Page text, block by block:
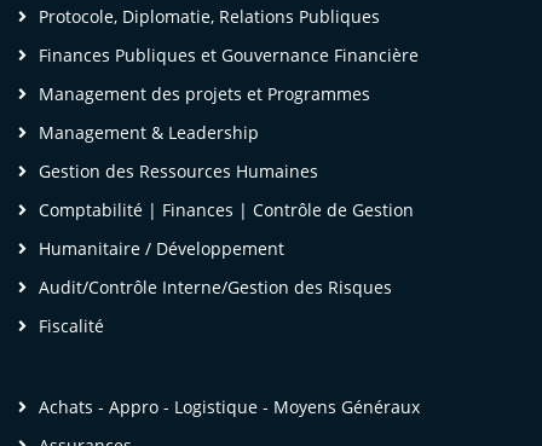
Protocole, Diplomatie, Relations Publiques
Finances Publiques et Gouvernance Financière
Management des projets et Programmes
Management & Leadership
Gestion des Ressources Humaines
Comptabilité | Finances | Contrôle de Gestion
Humanitaire / Développement
Audit/Contrôle Interne/Gestion des Risques
Fiscalité
Achats - Appro - Logistique - Moyens Généraux
dans votre cabinet auront le même niveau
technicité (Expertise, maitrise du sujet par les
»
Roseline Franche V. [
& UAC Manager,
– Mediterranean Shipping Company SA